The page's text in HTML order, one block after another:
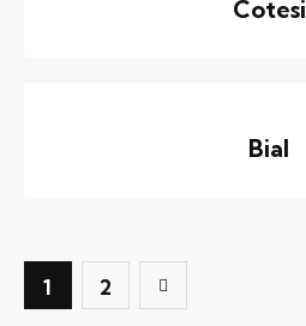
Cotesi
Bial
1 2
>